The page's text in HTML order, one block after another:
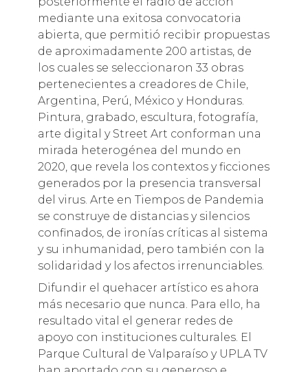
mediante una exitosa convocatoria
abierta, que permitió recibir propuestas
de aproximadamente 200 artistas, de
los cuales se seleccionaron 33 obras
pertenecientes a creadores de Chile,
Argentina, Perú, México y Honduras.
Pintura, grabado, escultura, fotografía,
arte digital y Street Art conforman una
mirada heterogénea del mundo en
2020, que revela los contextos y ficciones
generados por la presencia transversal
del virus. Arte en Tiempos de Pandemia
se construye de distancias y silencios
confinados, de ironías críticas al sistema
y su inhumanidad, pero también con la
solidaridad y los afectos irrenunciables.
Difundir el quehacer artístico es ahora
más necesario que nunca. Para ello, ha
resultado vital el generar redes de
apoyo con instituciones culturales. El
Parque Cultural de Valparaíso y UPLA TV